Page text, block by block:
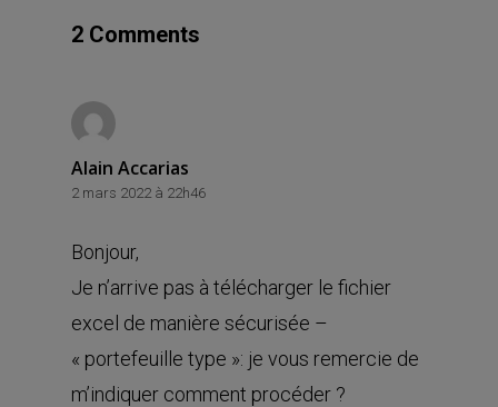
2 Comments
Alain Accarias
2 mars 2022 à 22h46
Bonjour,
Je n’arrive pas à télécharger le fichier
excel de manière sécurisée –
« portefeuille type »: je vous remercie de
m’indiquer comment procéder ?